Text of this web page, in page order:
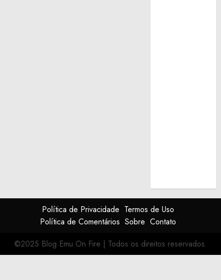
Política de Privacidade Termos de Uso
Política de Comentários Sobre Contato
©2025 Blog Emu On Fire | Todos os direitos reservados.